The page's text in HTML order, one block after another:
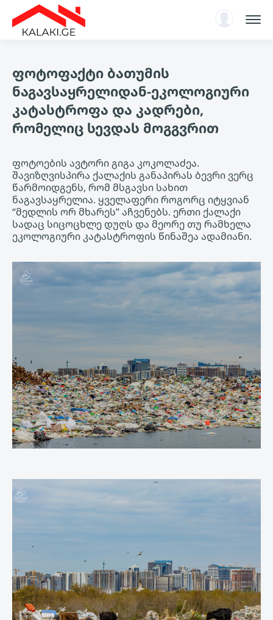
ენციკლოპედია
ახალი ამბები, ანალიტიკა
ავტორიზაცია
KA
ფოტოფაქტი ბათუმის
ნაგავსაყრელიდან-ეკოლოგიური
კატასტროფა და კადრები,
რომელიც სევდას მოგგვრით
ფოტოების ავტორი გიგა კოკოლაძეა.
შავიზღვისპირა ქალაქის განაპირას ბევრი ვერც
წარმოიდგენს, რომ მსგავსი სახით
ნაგავსაყრელია. ყველაფერი როგორც იტყვიან
“მედლის ორ მხარეს” აჩვენებს. ერთი ქალაქი
სადაც სიცოცხლე დუღს და მეორე თუ რამხელა
ეკოლოგიური კატასტროფის წინაშეა ადამიანი.